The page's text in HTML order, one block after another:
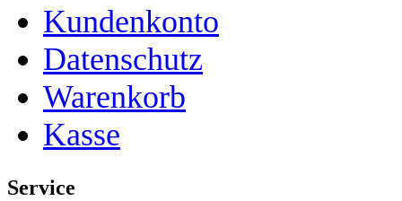
Kundenkonto
Datenschutz
Warenkorb
Kasse
Service